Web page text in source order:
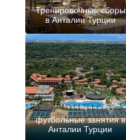
Тренировочные сборы
в Анталии Турции
футбольные занятия в
Анталии Турции